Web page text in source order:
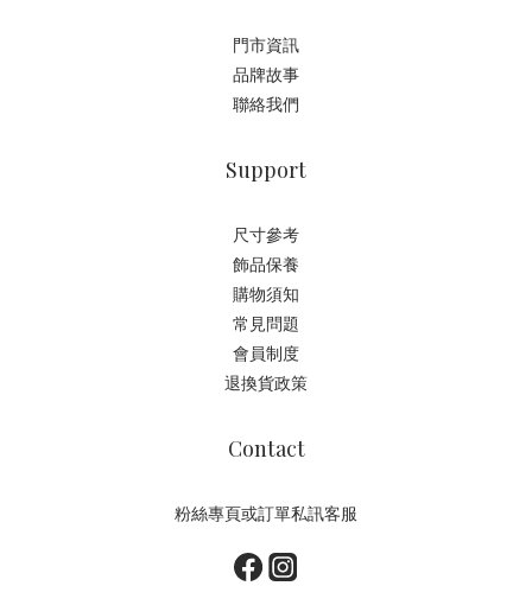
門市資訊
品牌故事
聯絡我們
Support
尺寸參考
飾品保養
購物須知
常見問題
會員制度
退換貨政策
Contact
粉絲專頁或訂單私訊客服